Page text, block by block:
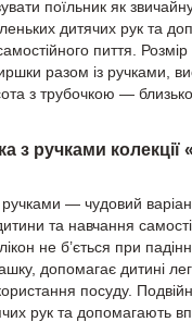
поїльник як
дитячих рук та
пиття.
разом із ручками,
з трубочкою —
з ручками
— чудовий
та навчання
не б’ється при
допомагає дитині
посуду.
рук та допомагають